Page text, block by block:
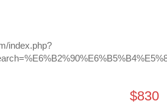
index.php?
$830